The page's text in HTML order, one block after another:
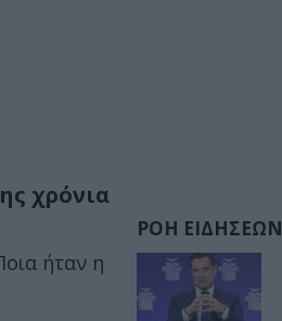
χρόνια
ήταν η
ΡΟΗ ΕΙΔΗΣΕΩΝ